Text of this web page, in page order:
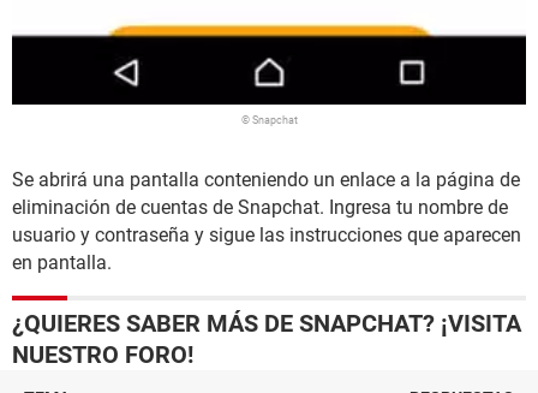
© Snapchat
Se abrirá una pantalla conteniendo un enlace a la página de
eliminación de cuentas de Snapchat. Ingresa tu nombre de
usuario y contraseña y sigue las instrucciones que aparecen
en pantalla.
¿QUIERES SABER MÁS DE SNAPCHAT? ¡VISITA
NUESTRO FORO!